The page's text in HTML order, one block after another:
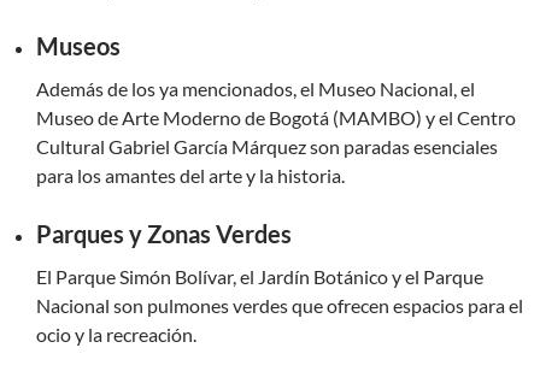
Museos
Además de los ya mencionados, el Museo Nacional, el
Museo de Arte Moderno de Bogotá (MAMBO) y el Centro
Cultural Gabriel García Márquez son paradas esenciales
para los amantes del arte y la historia.
Parques y Zonas Verdes
El Parque Simón Bolívar, el Jardín Botánico y el Parque
Nacional son pulmones verdes que ofrecen espacios para el
ocio y la recreación.